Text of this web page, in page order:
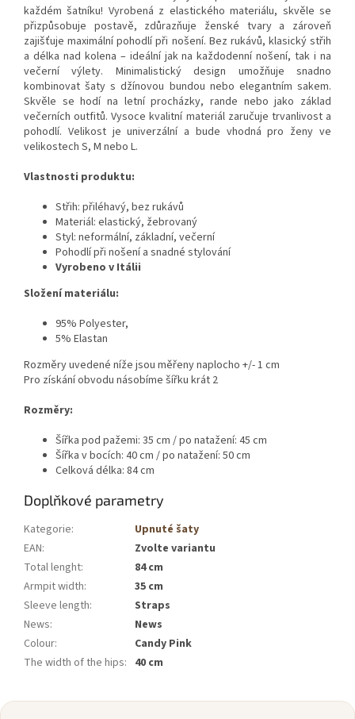
každém šatníku! Vyrobená z elastického materiálu, skvěle se
přizpůsobuje postavě, zdůrazňuje ženské tvary a zároveň
zajišťuje maximální pohodlí při nošení. Bez rukávů, klasický střih
a délka nad kolena – ideální jak na každodenní nošení, tak i na
večerní výlety. Minimalistický design umožňuje snadno
kombinovat šaty s džínovou bundou nebo elegantním sakem.
Skvěle se hodí na letní procházky, rande nebo jako základ
večerních outfitů. Vysoce kvalitní materiál zaručuje trvanlivost a
pohodlí. Velikost je univerzální a bude vhodná pro ženy ve
velikostech S, M nebo L.
Vlastnosti produktu:
Střih: přiléhavý, bez rukávů
Materiál: elastický, žebrovaný
Styl: neformální, základní, večerní
Pohodlí při nošení a snadné stylování
Vyrobeno v Itálii
Složení materiálu:
95% Polyester,
5% Elastan
Rozměry uvedené níže jsou měřeny naplocho +/- 1 cm
Pro získání obvodu násobíme šířku krát 2
Rozměry:
Šířka pod pažemi: 35 cm / po natažení: 45 cm
Šířka v bocích: 40 cm / po natažení: 50 cm
Celková délka: 84 cm
Doplňkové parametry
Kategorie:
Upnuté šaty
EAN:
Zvolte variantu
Total lenght:
84 cm
Armpit width:
35 cm
Sleeve length:
Straps
News:
News
Colour:
Candy Pink
The width of the hips: 40 cm
Z